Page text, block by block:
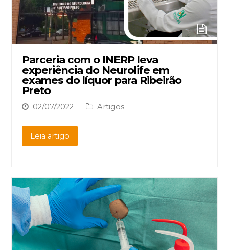
Parceria com o INERP leva
experiência do Neurolife em
exames do líquor para Ribeirão
Preto
02/07/2022 Artigos
Leia artigo